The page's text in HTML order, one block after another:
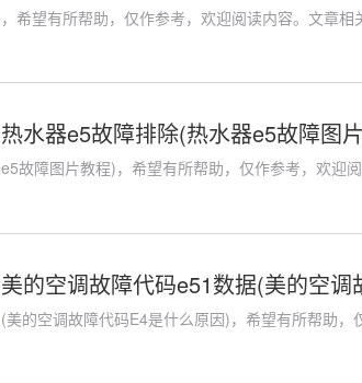
，希望有所帮助，仅作参考，欢迎阅读内容。文章
热水器e5故障排除(热水器e5故障图
e5故障图片教程)，希望有所帮助，仅作参考，欢迎
美的空调故障代码e51数据(美的空
(美的空调故障代码E4是什么原因)，希望有所帮助